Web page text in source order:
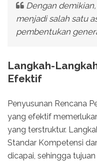
Dengan
menjadi salah satu
pembentukan
Langkah-
Efektif
Penyusunan Rencana
yang efektif
yang terstruktur.
Standar Kompetensi
dicapai, sehingga